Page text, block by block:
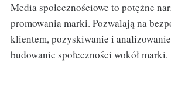
Media społecznościowe to potężne
promowania marki. Pozwalają na
klientem, pozyskiwanie i
budowanie społeczności wokół marki.